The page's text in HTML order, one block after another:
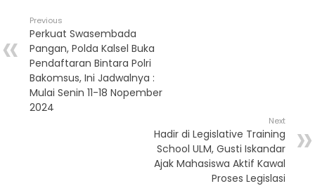
Previous
Perkuat Swasembada
Pangan, Polda Kalsel Buka
Pendaftaran Bintara Polri
Bakomsus, Ini Jadwalnya :
Mulai Senin 11-18 Nopember
2024
Next
Hadir di Legislative Training
School ULM, Gusti Iskandar
Ajak Mahasiswa Aktif Kawal
Proses Legislasi